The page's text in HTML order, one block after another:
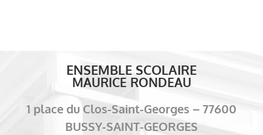
ENSEMBLE SCOLAIRE
MAURICE RONDEAU
1 place du Clos-Saint-Georges – 77600
BUSSY-SAINT-GEORGES